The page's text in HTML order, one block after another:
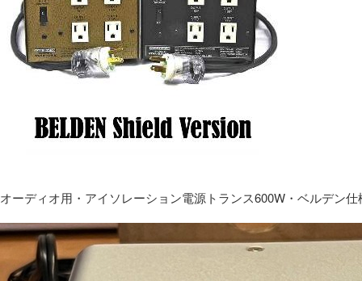
オーディオ用・アイソレーション電源トランス600W・ベルデン仕